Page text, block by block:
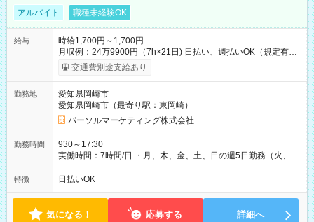
アルバイト 職種未経験OK
給与
時給1,700円～1,700円
月収例：24万9900円（7h×21日) 日払い、週払いOK（規定有
り） 【試用期間】試用期間なし
交通費別途支給あり
勤務地
愛知県岡崎市
愛知県岡崎市（最寄り駅：東岡崎）
パーソルマーケティング株式会社
勤務時間
930～17:30
実働時間：7時間/日 ・月、木、金、土、日の週5日勤務（火、水
は固定休です／夏季、年末年始等、長期休暇有り！） ・ワンシ
フト！ 残業ほぼナシ（0～5h/月）
特徴 日払いOK
気になる！ 応募する 詳細へ